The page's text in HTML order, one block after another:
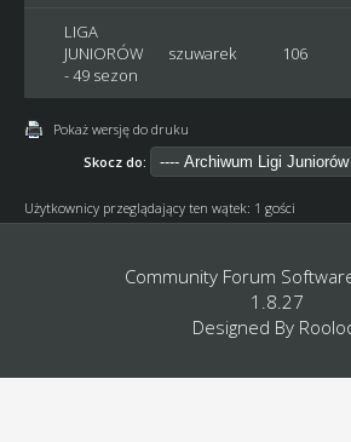
LIGA
JUNIORÓW
- 49 sezon
szuwarek 106
Pokaż wersję do druku
Skocz do:
Użytkownicy przeglądający ten wątek: 1 gości
Community Forum
1.8.27
Designed By